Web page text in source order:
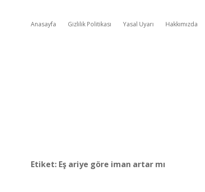
Anasayfa Gizlilik Politikası Yasal Uyarı Hakkımızda
Etiket: Eş ariye göre iman artar mı